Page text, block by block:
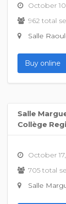
October
962 total
Salle
Buy online
Salle
Collège
October
705 total
Salle